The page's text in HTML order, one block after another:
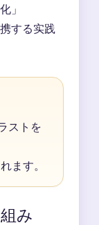
」
する实践
ストを
ます。
み